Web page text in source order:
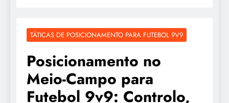
TÁTICAS DE POSICIONAMENTO PARA FUTEBOL 9V9
Posicionamento no
Meio-Campo para
Futebol 9v9: Controlo,